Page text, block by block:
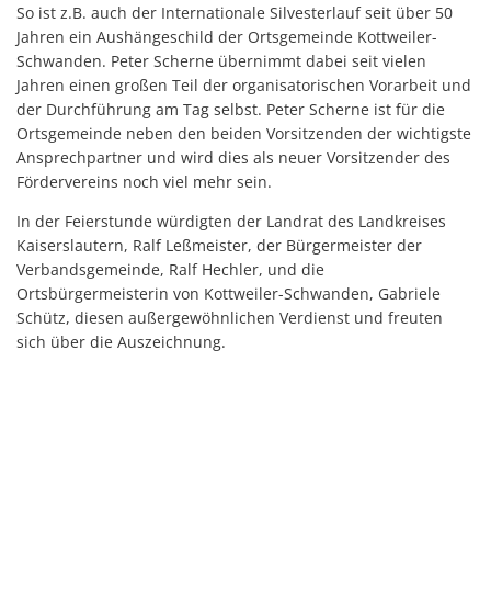
So ist z.B. auch der Internationale Silvesterlauf seit über 50
Jahren ein Aushängeschild der Ortsgemeinde Kottweiler-
Schwanden. Peter Scherne übernimmt dabei seit vielen
Jahren einen großen Teil der organisatorischen Vorarbeit und
der Durchführung am Tag selbst. Peter Scherne ist für die
Ortsgemeinde neben den beiden Vorsitzenden der wichtigste
Ansprechpartner und wird dies als neuer Vorsitzender des
Fördervereins noch viel mehr sein.
In der Feierstunde würdigten der Landrat des Landkreises
Kaiserslautern, Ralf Leßmeister, der Bürgermeister der
Verbandsgemeinde, Ralf Hechler, und die
Ortsbürgermeisterin von Kottweiler-Schwanden, Gabriele
Schütz, diesen außergewöhnlichen Verdienst und freuten
sich über die Auszeichnung.